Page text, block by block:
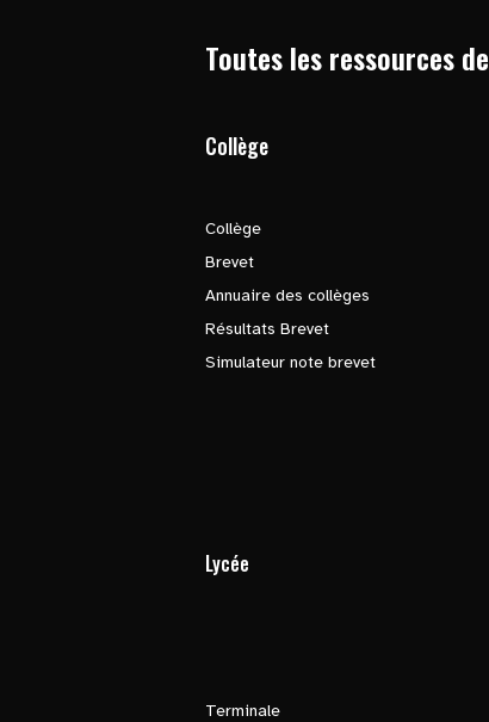
Toutes les ressources de
Collège
Collège
Brevet
Annuaire des collèges
Résultats Brevet
Simulateur note brevet
Lycée
Terminale